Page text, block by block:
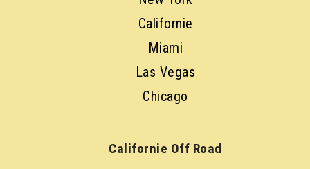
Californie
Miami
Las Vegas
Chicago
Californie Off Road